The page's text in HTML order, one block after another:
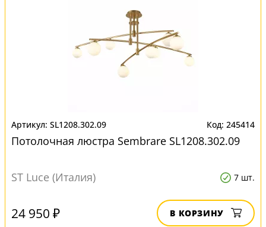
SL1208.302.09 245414
Потолочная люстра Sembrare SL1208.302.09
ST Luce (Италия) 7 шт.
24 950 ₽ В КОРЗИНУ